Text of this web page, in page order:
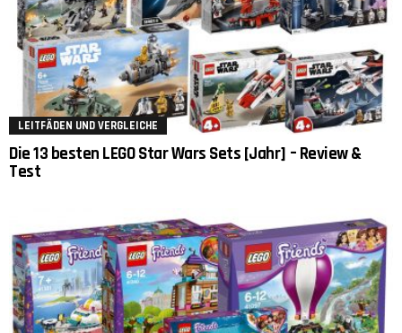
LEITFÄDEN UND VERGLEICHE
Die 13 besten LEGO Star Wars Sets [Jahr] – Review &
Test